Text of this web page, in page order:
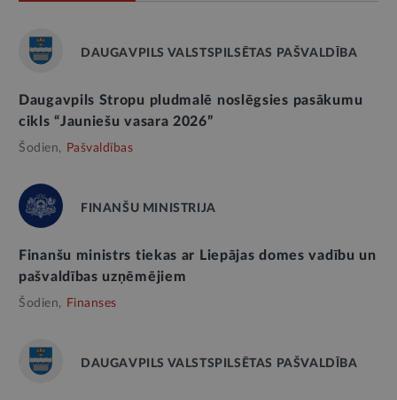
DAUGAVPILS VALSTSPILSĒTAS PAŠVALDĪBA
Daugavpils Stropu pludmalē noslēgsies pasākumu
cikls “Jauniešu vasara 2026”
Šodien, Pašvaldības
FINANŠU MINISTRIJA
Finanšu ministrs tiekas ar Liepājas domes vadību un
pašvaldības uzņēmējiem
Šodien, Finanses
DAUGAVPILS VALSTSPILSĒTAS PAŠVALDĪBA